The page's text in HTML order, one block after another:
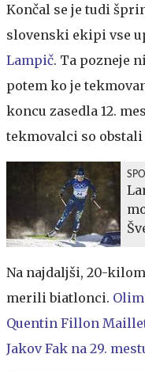
Končal se je tudi
slovenski ekipi vse
Lampič. Ta pozneje
potem ko je
koncu zasedla 12.
tekmovalci so
Na najdaljši, 20-
merili biatlonci.
Quentin Fillon
Jakov Fak na 29.